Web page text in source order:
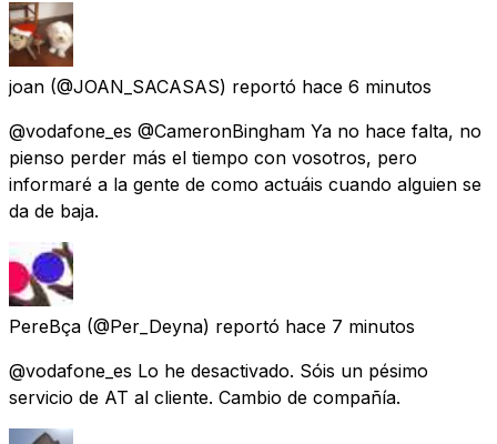
joan (@JOAN_SACASAS) reportó hace 6 minutos
@vodafone_es @CameronBingham Ya no hace falta, no
pienso perder más el tiempo con vosotros, pero
informaré a la gente de como actuáis cuando alguien se
da de baja.
PereBça (@Per_Deyna) reportó hace 7 minutos
@vodafone_es Lo he desactivado. Sóis un pésimo
servicio de AT al cliente. Cambio de compañía.